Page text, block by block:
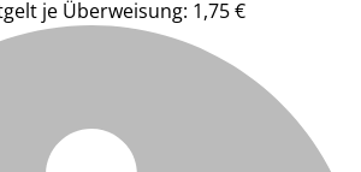
je Überweisung: 1,75 €